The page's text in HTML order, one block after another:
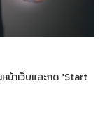
น้าเว็บและกด "Start